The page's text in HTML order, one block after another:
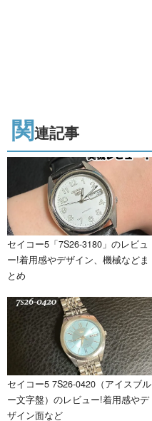
関連記事
セイコー5「7S26-3180」のレビュ
ー!着用感やデザイン、機械などま
とめ
セイコー5 7S26-0420（アイスブル
ー文字盤）のレビュー!着用感やデ
ザイン面など